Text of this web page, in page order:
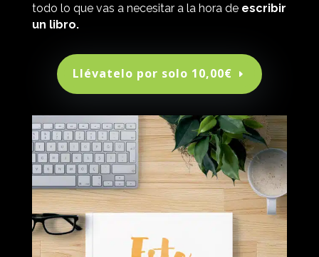
todo lo que vas a necesitar a la hora deescribir
un libro.
Llévatelo por solo 10,00€